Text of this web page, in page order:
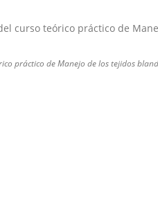
práctico de Manejo de los tejidos